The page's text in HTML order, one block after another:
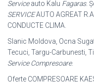
Serviceauto Kalu Fagaras.
SERVICEAUTO AGREAT
CONDUCTE CLIMA.
Slanic Moldova, Ocna
Tecuci, Targu-Carbunesti,
Service Compresoare.
Oferte COMPRESOARE